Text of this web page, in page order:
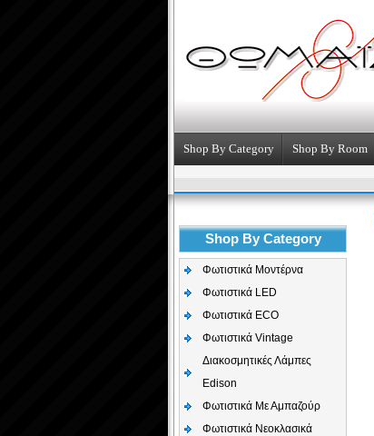
Shop By Category Shop By Room
Shop By Category
Φωτιστικά Μοντέρνα
Φωτιστικά LED
Φωτιστικά ECO
Φωτιστικά Vintage
Διακοσμητικές Λάμπες
Edison
Φωτιστικά Με Αμπαζούρ
Φωτιστικά Νεοκλασικά